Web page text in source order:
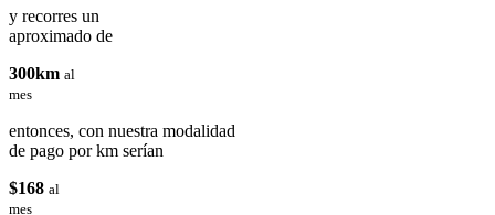
y recorres un
aproximado de
300km al
mes
entonces, con nuestra modalidad
de pago por km serían
$168 al
mes